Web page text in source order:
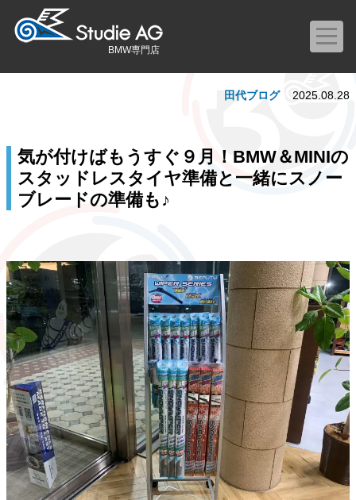
BMW専門店
気が付けばもうすぐ９月！BMW＆MINIの
スタッドレスタイヤ準備と一緒にスノー
ブレードの準備も♪
田代ブログ 2025.08.28